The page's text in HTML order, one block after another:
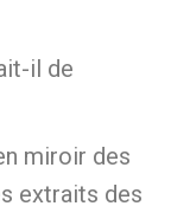
il de
miroir des
extraits des